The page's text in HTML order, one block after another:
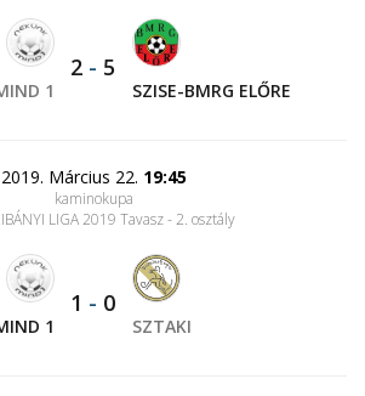
1
2 - 5
SZISE-BMRG ELŐRE
2019. Március 22. 19:45
kaminokupa
LIGA 2019 Tavasz - 2. osztály
1
1 - 0
SZTAKI